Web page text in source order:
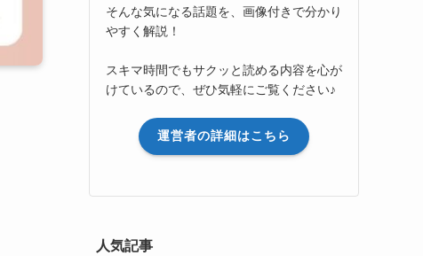
そんな気になる話題を、画像付きで分かり
やすく解説！
スキマ時間でもサクッと読める内容を心が
けているので、ぜひ気軽にご覧ください♪
運営者の詳細はこちら
人気記事